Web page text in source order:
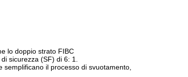
lo doppio strato FIBC
sicurezza (SF) di 6: 1.
il processo di svuotamento,